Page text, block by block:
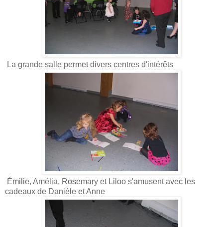
La grande salle permet divers centres d'intérêts
Émilie, Amélia, Rosemary et Liloo s'amusent avec les
cadeaux de Danièle et Anne